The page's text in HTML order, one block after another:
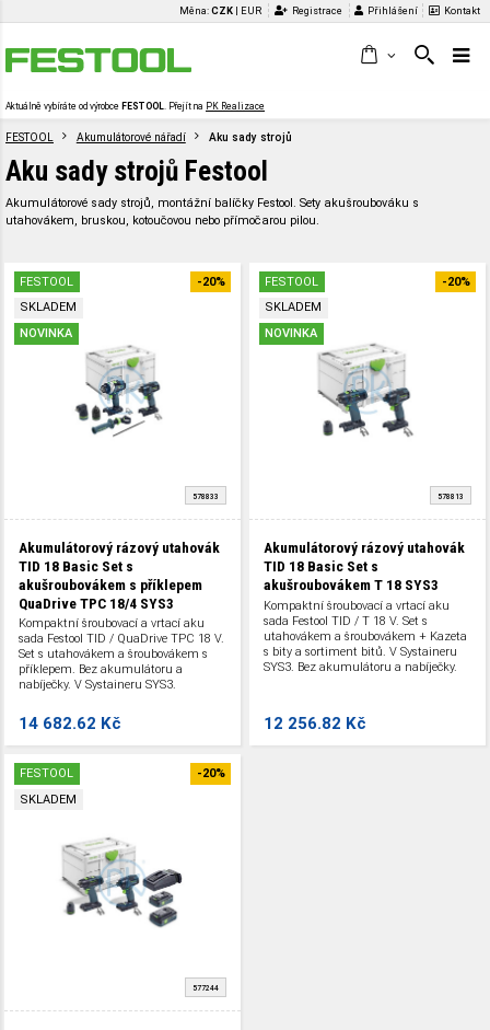
Měna:CZK EUR Registrace Přihlášení Kontakt
Aktuálně vybíráte od výrobce FESTOOL. Přejít na PK Realizace
FESTOOL Akumulátorové nářadí Aku sady strojů
Aku sady strojů Festool
Akumulátorové sady strojů, montážní balíčky Festool. Sety akušroubováku s
utahovákem, bruskou, kotoučovou nebo přímočarou pilou.
FESTOOL
SKLADEM
NOVINKA
-20%
578833
Akumulátorový rázový utahovák
TID 18 Basic Set s
akušroubovákem s příklepem
QuaDrive TPC 18/4 SYS3
Kompaktní šroubovací a vrtací aku
sada Festool TID / QuaDrive TPC 18 V.
Set s utahovákem a šroubovákem s
příklepem. Bez akumulátoru a
nabíječky. V Systaineru SYS3.
14 682.62 Kč
FESTOOL
SKLADEM
NOVINKA
-20%
578813
Akumulátorový rázový utahovák
TID 18 Basic Set s
akušroubovákem T 18 SYS3
Kompaktní šroubovací a vrtací aku
sada Festool TID / T 18 V. Set s
utahovákem a šroubovákem + Kazeta
s bity a sortiment bitů. V Systaineru
SYS3. Bez akumulátoru a nabíječky.
12 256.82 Kč
FESTOOL
SKLADEM
-20%
577244